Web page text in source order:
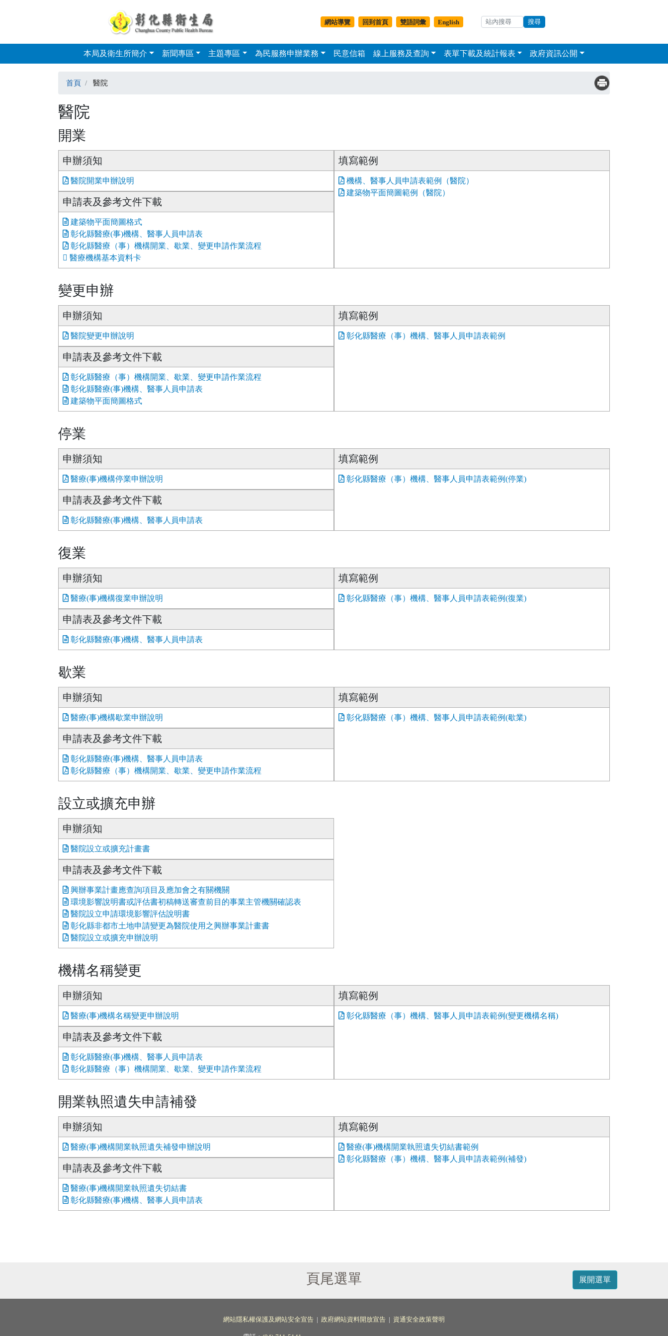
副選單-平板以上
網站導覽 回到首頁 雙語詞彙 English 站內搜尋
輸入關鍵字
主選單
本局及衛生所簡介 新聞專區 主題專區 為民服務申辦業務 民意信箱 線上服務及查詢 表單下載及統計報表 政府資訊公開
首頁 醫院
醫院
開業
申辦須知
醫院開業申辦說明
申請表及參考文件下載
建築物平面簡圖格式
彰化縣醫療(事)機構、醫事人員申請表
彰化縣醫療（事）機構開業、歇業、變更申請作業流程
醫療機構基本資料卡
填寫範例
機構、醫事人員申請表範例（醫院）
建築物平面簡圖範例（醫院）
變更申辦
申辦須知
醫院變更申辦說明
申請表及參考文件下載
彰化縣醫療（事）機構開業、歇業、變更申請作業流程
彰化縣醫療(事)機構、醫事人員申請表
建築物平面簡圖格式
填寫範例
彰化縣醫療（事）機構、醫事人員申請表範例
停業
申辦須知
醫療(事)機構停業申辦說明
申請表及參考文件下載
彰化縣醫療(事)機構、醫事人員申請表
填寫範例
彰化縣醫療（事）機構、醫事人員申請表範例(停業)
復業
申辦須知
醫療(事)機構復業申辦說明
申請表及參考文件下載
彰化縣醫療(事)機構、醫事人員申請表
填寫範例
彰化縣醫療（事）機構、醫事人員申請表範例(復業)
歇業
申辦須知
醫療(事)機構歇業申辦說明
申請表及參考文件下載
彰化縣醫療(事)機構、醫事人員申請表
彰化縣醫療（事）機構開業、歇業、變更申請作業流程
填寫範例
彰化縣醫療（事）機構、醫事人員申請表範例(歇業)
設立或擴充申辦
申辦須知
醫院設立或擴充計畫書
申請表及參考文件下載
興辦事業計畫應查詢項目及應加會之有關機關
環境影響說明書或評估書初稿轉送審查前目的事業主管機關確認表
醫院設立申請環境影響評估說明書
彰化縣非都市土地申請變更為醫院使用之興辦事業計畫書
醫院設立或擴充申辦說明
機構名稱變更
申辦須知
醫療(事)機構名稱變更申辦說明
申請表及參考文件下載
彰化縣醫療(事)機構、醫事人員申請表
彰化縣醫療（事）機構開業、歇業、變更申請作業流程
填寫範例
彰化縣醫療（事）機構、醫事人員申請表範例(變更機構名稱)
開業執照遺失申請補發
申辦須知
醫療(事)機構開業執照遺失補發申辦說明
申請表及參考文件下載
醫療(事)機構開業執照遺失切結書
彰化縣醫療(事)機構、醫事人員申請表
填寫範例
醫療(事)機構開業執照遺失切結書範例
彰化縣醫療（事）機構、醫事人員申請表範例(補發)
頁尾選單 展開選單
網站隱私權保護及網站安全宣告 | 政府網站資料開放宣告 | 資通安全政策聲明